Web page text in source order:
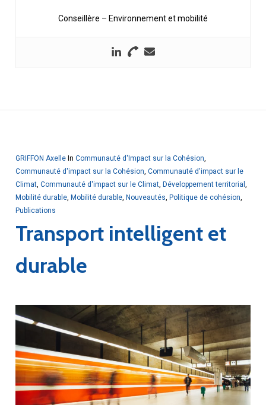
Conseillère – Environnement et mobilité
GRIFFON Axelle In Communauté d'Impact sur la Cohésion
Communauté d'impact sur la Cohésion Communauté d'impact sur le
Climat, Communauté d'impact sur le Climat, Développement territorial
Mobilité durable, Mobilité durable, Nouveautés Politique de cohésion
Publications
Transport intelligent et
durable